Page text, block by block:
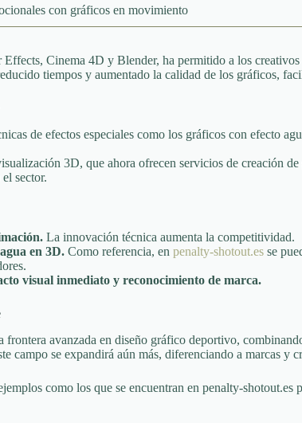
con gráficos en movimiento
Cinema 4D y Blender, ha permitido a los
tiempos y aumentado la calidad de los gráficos,
de efectos especiales como los gráficos con efecto
3D, que ahora ofrecen servicios de creación
sector.
La innovación técnica aumenta la competitividad.
en 3D. Como referencia, en penalty-shotout.es se
visual inmediato y reconocimiento de marca.
avanzada en diseño gráfico deportivo,
se expandirá aún más, diferenciando a marcas y
como los que se encuentran en penalty-